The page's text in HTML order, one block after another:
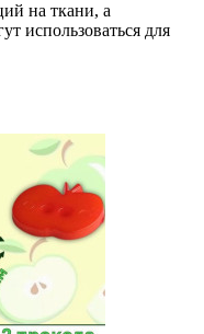
на ткани, а
использоваться для